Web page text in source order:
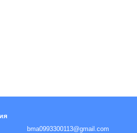
bma0993300113@gmail.com